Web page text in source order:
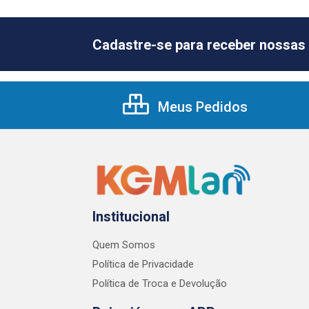
Cadastre-se para receber
Meus Pedidos
Institucional
Quem Somos
Política de Privacidade
Política de Troca e Devolução